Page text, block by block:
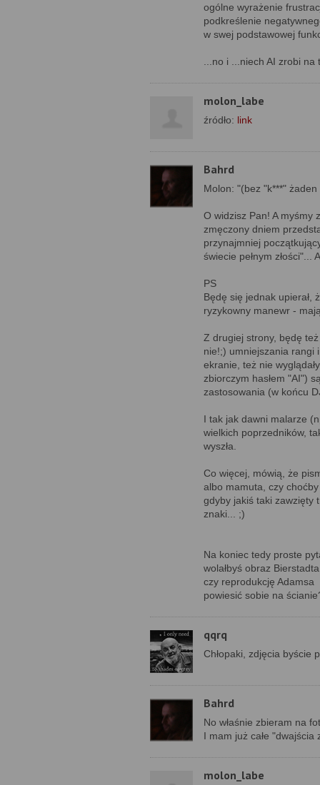
ogólne wyrażenie
podkreślenie
w swej podstawowej
...no i ...niech AI zrobi
molon_labe
źródło: link
Bahrd
Molon: "(bez "k***"
O widzisz Pan! A myśmy
zmęczony dniem
przynajmniej
świecie pełnym złości"...
PS
Będę się jednak upierał,
ryzykowny manewr -
Z drugiej strony, będę
nie!;) umniejszania rangi
ekranie, też nie
zbiorczym hasłem "AI")
zastosowania (w końcu
I tak jak dawni malarze
wielkich poprzedników,
wyszła.
Co więcej, mówią, że
albo mamuta, czy
gdyby jakiś taki zawzięty
znaki... ;)
Na koniec tedy proste
wolałbyś obraz
czy reprodukcję Adamsa
powiesić sobie na
qqrq
Chłopaki, zdjęcia byście
Bahrd
No właśnie zbieram na
I mam już całe
molon_labe